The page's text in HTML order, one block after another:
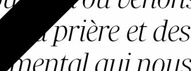
la prière et
mental qui